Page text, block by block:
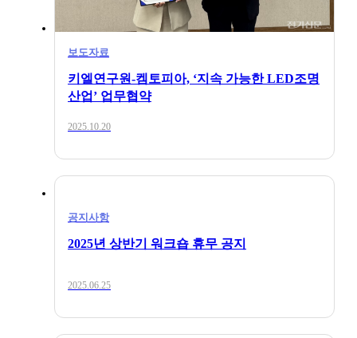
보도자료
키엘연구원-켐토피아, ‘지속 가능한 LED조명
산업’ 업무협약
2025.10.20
공지사항
2025년 상반기 워크숍 휴무 공지
2025.06.25